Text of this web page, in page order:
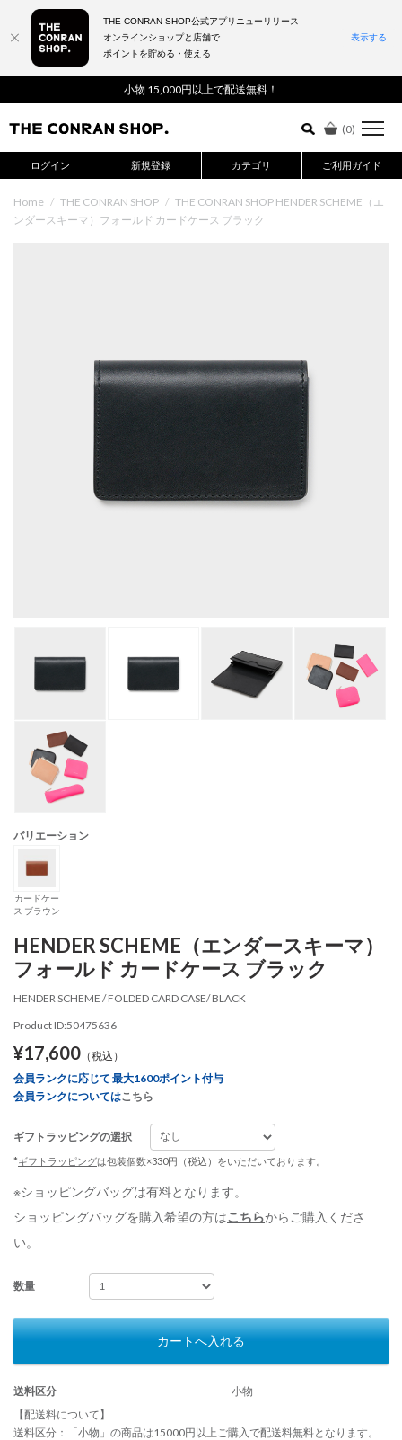
小物 15,000円以上で配送無料！
(0)
ログイン 新規登録 カテゴリ ご利用ガイド
詳細検索はこちら
Home / THE CONRAN SHOP / THE CONRAN SHOP HENDER SCHEME（エ
ンダースキーマ）フォールド カードケース ブラック
バリエーション
カードケー
ス ブラウン
HENDER SCHEME（エンダースキーマ）
フォールド カードケース ブラック
HENDER SCHEME / FOLDED CARD CASE/ BLACK
Product ID:50475636
¥17,600 （税込）
会員ランクに応じて 最大1600ポイント付与
会員ランクについてはこちら
ギフトラッピングの選択
*ギフトラッピングは包装個数×330円（税込）をいただいております。
※ショッピングバッグは有料となります。
ショッピングバッグを購入希望の方はこちらからご購入くださ
い。
数量
カートへ入れる
送料区分
小物
【配送料について】
送料区分：「小物」の商品は15000円以上ご購入で配送料無料となります。
THE CONRAN SHOP公式アプリニューリリース
オンラインショップと店舗で
ポイントを貯める・使える
表示する